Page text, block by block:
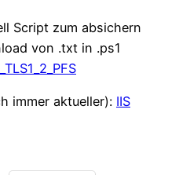
Script zum absichern
von .txt in .ps1
immer aktueller): IIS